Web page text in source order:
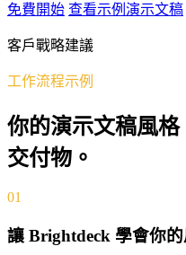
免費開始 查看示例演示文稿
客戶戰略建議
工作流程示例
你的演示文稿風
交付物。
01
讓 Brightdeck 學會你